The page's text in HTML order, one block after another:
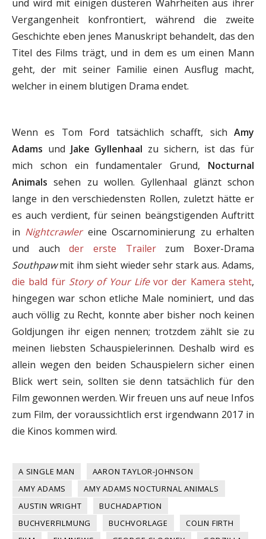
und wird mit einigen düsteren Wahrheiten aus ihrer
Vergangenheit konfrontiert, während die zweite
Geschichte eben jenes Manuskript behandelt, das den
Titel des Films trägt, und in dem es um einen Mann
geht, der mit seiner Familie einen Ausflug macht,
welcher in einem blutigen Drama endet.
Wenn es Tom Ford tatsächlich schafft, sich Amy
Adams und Jake Gyllenhaal zu sichern, ist das für
mich schon ein fundamentaler Grund, Nocturnal
Animals sehen zu wollen. Gyllenhaal glänzt schon
lange in den verschiedensten Rollen, zuletzt hätte er
es auch verdient, für seinen beängstigenden Auftritt
in Nightcrawlereine Oscarnominierung zu erhalten
und auchder erste Trailerzum Boxer-Drama
Southpawmit ihm sieht wieder sehr stark aus. Adams,
die bald für Story of Your Lifevor der Kamera steht,
hingegen war schon etliche Male nominiert, und das
auch völlig zu Recht, konnte aber bisher noch keinen
Goldjungen ihr eigen nennen; trotzdem zählt sie zu
meinen liebsten Schauspielerinnen. Deshalb wird es
allein wegen den beiden Schauspielern sicher einen
Blick wert sein, sollten sie denn tatsächlich für den
Film gewonnen werden. Wir freuen uns auf neue Infos
zum Film, der voraussichtlich erst irgendwann 2017 in
die Kinos kommen wird.
A SINGLE MAN
AARON TAYLOR-JOHNSON
AMY ADAMS
AMY ADAMS NOCTURNAL ANIMALS
AUSTIN WRIGHT
BUCHADAPTION
BUCHVERFILMUNG
BUCHVORLAGE
COLIN FIRTH